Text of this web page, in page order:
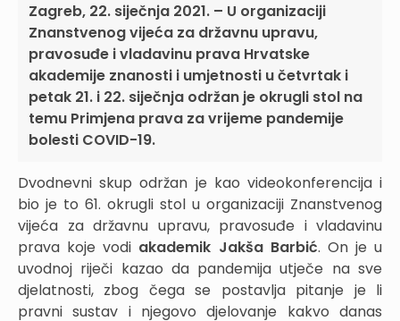
Zagreb, 22. siječnja 2021. – U organizaciji
Znanstvenog vijeća za državnu upravu,
pravosuđe i vladavinu prava Hrvatske
akademije znanosti i umjetnosti u četvrtak i
petak 21. i 22. siječnja održan je okrugli stol na
temu Primjena prava za vrijeme pandemije
bolesti COVID-19.
Dvodnevni skup održan je kao videokonferencija i
bio je to 61. okrugli stol u organizaciji Znanstvenog
vijeća za državnu upravu, pravosuđe i vladavinu
prava koje vodi akademik Jakša Barbić. On je u
uvodnoj riječi kazao da pandemija utječe na sve
djelatnosti, zbog čega se postavlja pitanje je li
pravni sustav i njegovo djelovanje kakvo danas